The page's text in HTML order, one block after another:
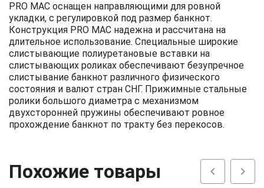
PRO MAC оснащен направляющими для ровной
укладки, с регулировкой под размер банкнот.
Конструкция PRO MAC надежна и рассчитана на
длительное использование. Специальные широкие
слистывающие полиуретановые вставки на
слистывающих роликах обеспечивают безупречное
слистывание банкнот различного физического
состояния и валют стран СНГ. Прижимные стальные
ролики большого диаметра с механизмом
двухсторонней пружины обеспечивают ровное
прохождение банкнот по тракту без перекосов.
Похожие товары chevron_left chevron_right